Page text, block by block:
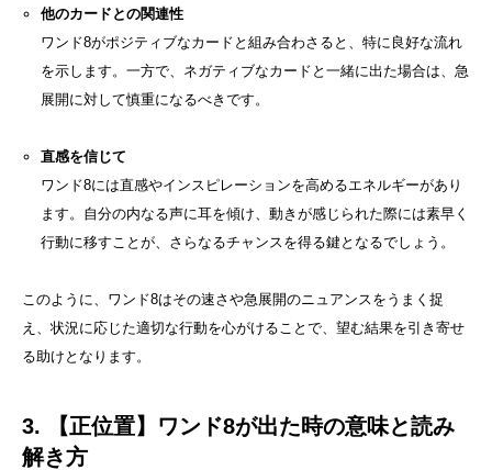
他のカードとの関連性
ワンド8がポジティブなカードと組み合わさると、特に良好な流れ
を示します。一方で、ネガティブなカードと一緒に出た場合は、急
展開に対して慎重になるべきです。
直感を信じて
ワンド8には直感やインスピレーションを高めるエネルギーがあり
ます。自分の内なる声に耳を傾け、動きが感じられた際には素早く
行動に移すことが、さらなるチャンスを得る鍵となるでしょう。
このように、ワンド8はその速さや急展開のニュアンスをうまく捉
え、状況に応じた適切な行動を心がけることで、望む結果を引き寄せ
る助けとなります。
3. 【正位置】ワンド8が出た時の意味と読み
解き方